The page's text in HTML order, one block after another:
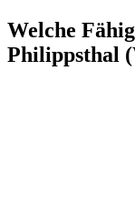
Welche
Philippsthal